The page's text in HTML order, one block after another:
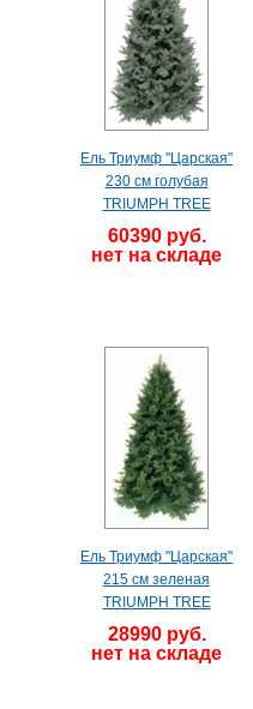
Ель Триумф "Царская"
230 см голубая
TRIUMPH TREE
60390 руб.
нет на складе
Ель Триумф "Царская"
215 см зеленая
TRIUMPH TREE
28990 руб.
нет на складе